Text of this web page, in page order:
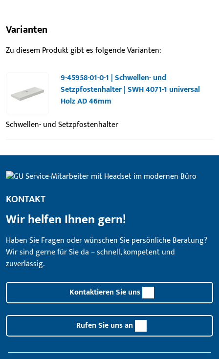
Varianten
Zu diesem Produkt gibt es folgende Varianten:
9-45958-01-0-1 | Schwellen- und
Setzpfostenhalter | SWH 4071-1 universal
Holz AD 46mm
Schwellen- und Setzpfostenhalter
KONTAKT
Wir helfen Ihnen gern!
Haben Sie Fragen oder wünschen Sie persönliche Beratung?
Wir sind gerne für Sie da – schnell, kompetent und
zuverlässig.
Kontaktieren Sie uns
Rufen Sie uns an